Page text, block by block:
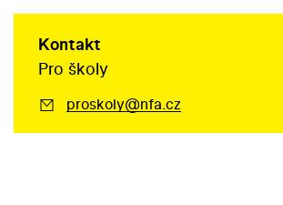
Kontakt
Pro školy
proskoly@nfa.cz